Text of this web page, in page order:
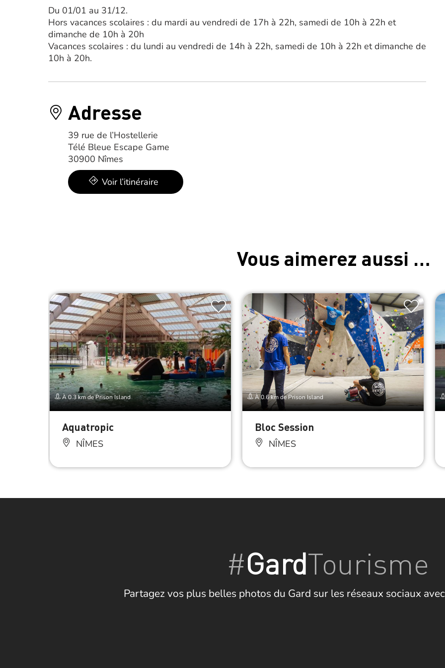
Du 01/01 au 31/12.
Hors vacances scolaires : du mardi au vendredi de 17h à 22h, samedi de 10h à 22h et
dimanche de 10h à 20h
Vacances scolaires : du lundi au vendredi de 14h à 22h, samedi de 10h à 22h et dimanche de
10h à 20h.
Adresse
39 rue de l’Hostellerie
Télé Bleue Escape Game
30900 Nîmes
Voir l’itinéraire
Vous aimerez aussi …
À 0.3 km de Prison Island
Aquatropic
NÎMES
À 0.6 km de Prison Island
Bloc Session
NÎMES
#GardTourisme
Partagez vos plus belles photos du Gard sur les réseaux sociaux